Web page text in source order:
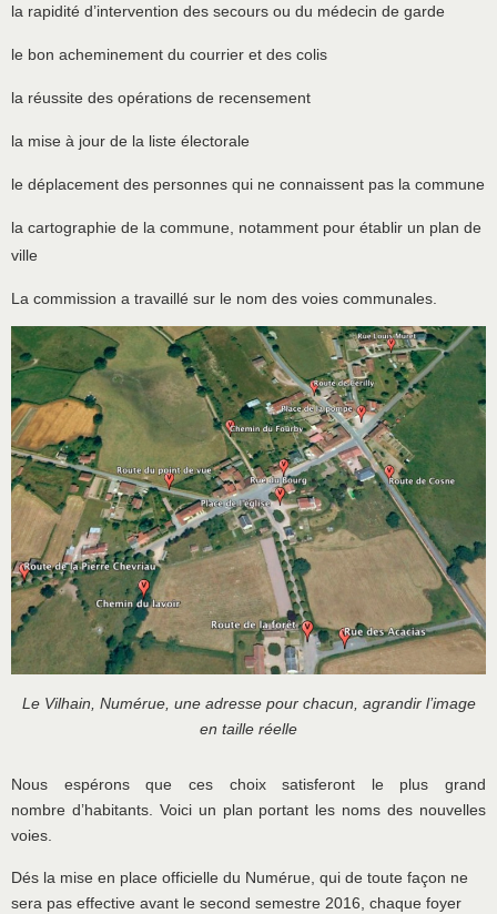
la rapidité d’intervention des secours ou du médecin de garde
le bon acheminement du courrier et des colis
la réussite des opérations de recensement
la mise à jour de la liste électorale
le déplacement des personnes qui ne connaissent pas la commune
la cartographie de la commune, notamment pour établir un plan de
ville
La commission a travaillé sur le nom des voies communales.
Le Vilhain, Numérue, une adresse pour chacun, agrandir l’image
en taille réelle
Nous espérons que ces choix satisferont le plus grand
nombre d’habitants. Voici un plan portant les noms des nouvelles
voies.
Dés la mise en place officielle du Numérue, qui de toute façon ne
sera pas effective avant le second semestre 2016, chaque foyer